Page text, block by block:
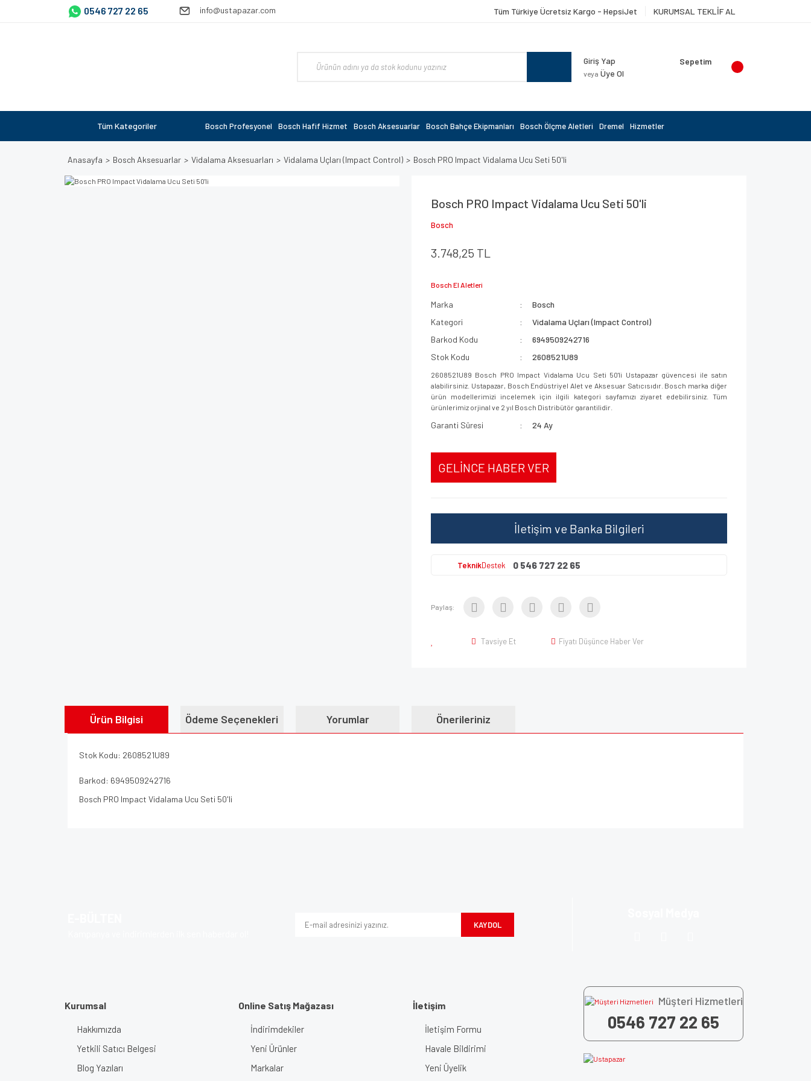
0546 727 22 65 info@ustapazar.com Tüm Türkiye Ücretsiz Kargo - HepsiJet KURUMSAL TEKLİF AL
Giriş Yap
veya Üye Ol
Sepetim
Tüm Kategoriler Bosch Profesyonel Bosch Hafif Hizmet Bosch Aksesuarlar Bosch Bahçe Ekipmanları Bosch Ölçme Aletleri Dremel Hizmetler
Anasayfa Bosch Aksesuarlar Vidalama Aksesuarları Vidalama Uçları (Impact Control) Bosch PRO Impact Vidalama Ucu Seti 50'li
Bosch PRO Impact Vidalama Ucu Seti 50'li
Bosch
3.748,25 TL
Bosch El Aletleri
Marka
Bosch
Kategori
Vidalama Uçları (Impact Control)
Barkod Kodu
6949509242716
Stok Kodu
2608521U89
2608521U89 Bosch PRO Impact Vidalama Ucu Seti 50'li Ustapazar güvencesi ile satın
alabilirsiniz. Ustapazar, Bosch Endüstriyel Alet ve Aksesuar Satıcısıdır. Bosch marka diğer
ürün modellerimizi incelemek için ilgili kategori sayfamızı ziyaret edebilirsiniz. Tüm
ürünlerimiz orjinal ve 2 yıl Bosch Distribütör garantilidir.
Garanti Süresi 24 Ay
GELİNCE HABER VER
İletişim ve Banka Bilgileri
TeknikDestek 0 546 727 22 65
Paylaş:
Tavsiye Et Fiyatı Düşünce Haber Ver
Ürün Bilgisi Ödeme Seçenekleri Yorumlar Önerileriniz
Stok Kodu: 2608521U89
Barkod: 6949509242716
Bosch PRO Impact Vidalama Ucu Seti 50'li
KAYDOL
Kurumsal
Hakkımızda
Yetkili Satıcı Belgesi
Blog Yazıları
Online Satış Mağazası
İndirimdekiler
Yeni Ürünler
Markalar
İletişim
İletişim Formu
Havale Bildirimi
Yeni Üyelik
Müşteri Hizmetleri
0546 727 22 65